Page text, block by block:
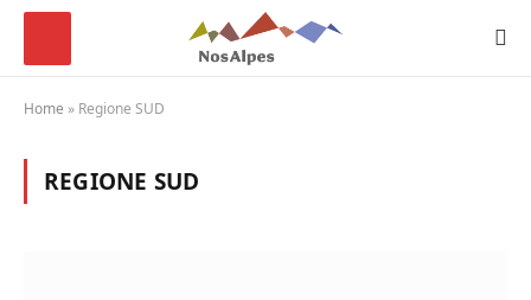
Home » Regione SUD
REGIONE SUD